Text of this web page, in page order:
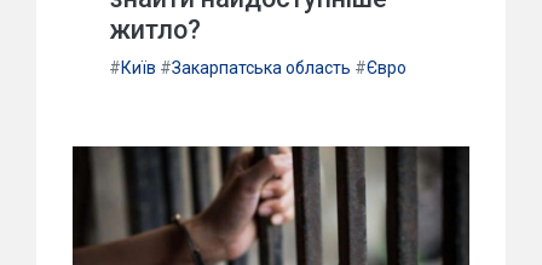
житло?
#Київ #Закарпатська область #Євро